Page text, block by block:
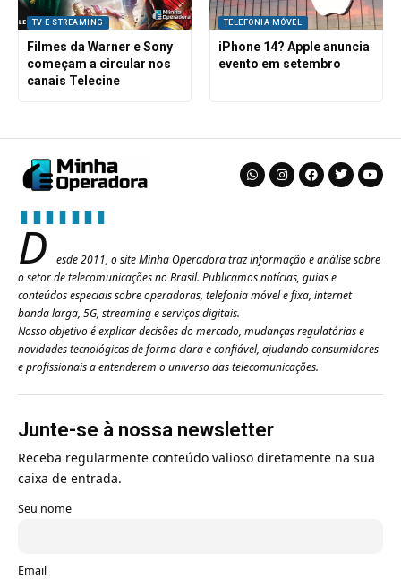
TV E STREAMING
Filmes da Warner e Sony
começam a circular nos
canais Telecine
TELEFONIA MÓVEL
iPhone 14? Apple anuncia
evento em setembro
D
esde 2011, o site Minha Operadora traz informação e análise sobre
o setor de telecomunicações no Brasil. Publicamos notícias, guias e
conteúdos especiais sobre operadoras, telefonia móvel e fixa, internet
banda larga, 5G, streaming e serviços digitais.
Nosso objetivo é explicar decisões do mercado, mudanças regulatórias e
novidades tecnológicas de forma clara e confiável, ajudando consumidores
e profissionais a entenderem o universo das telecomunicações.
Junte-se à nossa newsletter
Receba regularmente conteúdo valioso diretamente na sua
caixa de entrada.
Seu nome
Email